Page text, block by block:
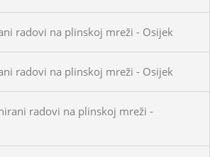
radovi na plinskoj mreži - Osijek
radovi na plinskoj mreži - Osijek
radovi na plinskoj mreži -